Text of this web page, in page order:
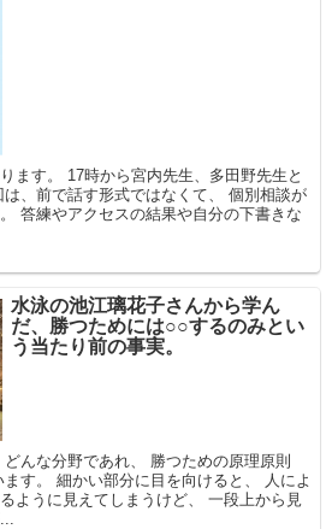
ます。 17時から宮内先生、多田野先生と
、前で話す形式ではなくて、 個別相談が
答練やアクセスの結果や自分の下書きな
水泳の池江璃花子さんから学ん
だ、勝つためには○○するのみとい
う当たり前の事実。
んな分野であれ、 勝つための原理原則
す。 細かい部分に目を向けると、 人によ
ように見えてしまうけど、 一段上から見